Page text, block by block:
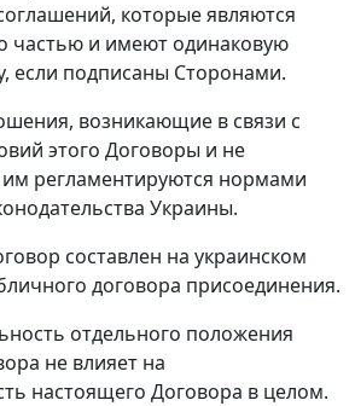
которые являются
частью и имеют одинаковую
если подписаны Сторонами.
возникающие в связи с
этого Договоры и не
регламентируются нормами
Украины.
составлен на украинском
договора присоединения.
отдельного положения
не влияет на
настоящего Договора в целом.